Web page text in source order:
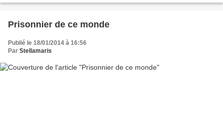
Prisonnier de ce monde
Publié le 18/01/2014 à 16:56
Par Stellamaris